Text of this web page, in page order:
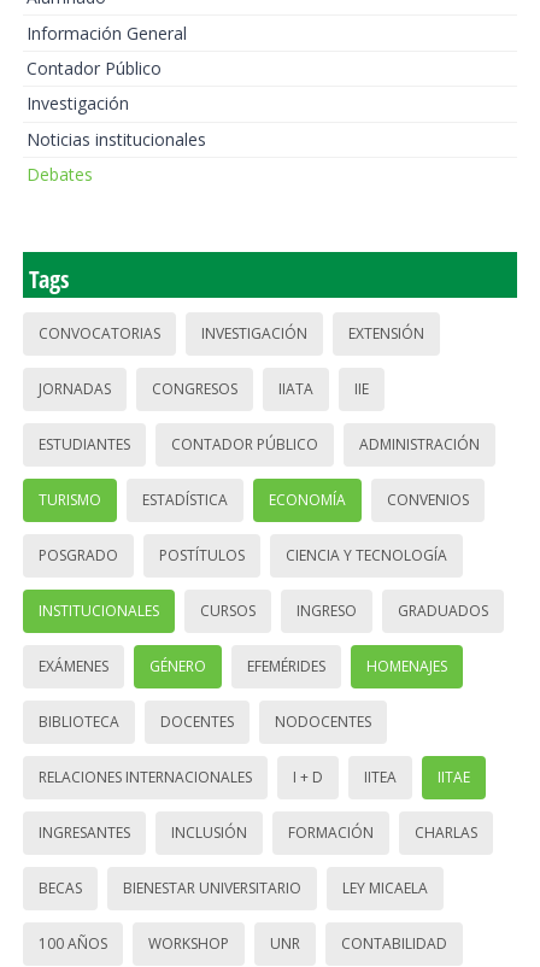
Información General
Contador Público
Investigación
Noticias institucionales
Debates
Tags
CONVOCATORIAS INVESTIGACIÓN EXTENSIÓN
JORNADAS CONGRESOS IIATA IIE
ESTUDIANTES CONTADOR PÚBLICO ADMINISTRACIÓN
TURISMO ESTADÍSTICA ECONOMÍA CONVENIOS
POSGRADO POSTÍTULOS CIENCIA Y TECNOLOGÍA
INSTITUCIONALES CURSOS INGRESO GRADUADOS
EXÁMENES GÉNERO EFEMÉRIDES HOMENAJES
BIBLIOTECA DOCENTES NODOCENTES
RELACIONES INTERNACIONALES I + D IITEA IITAE
INGRESANTES INCLUSIÓN FORMACIÓN CHARLAS
BECAS BIENESTAR UNIVERSITARIO LEY MICAELA
100 AÑOS WORKSHOP UNR CONTABILIDAD